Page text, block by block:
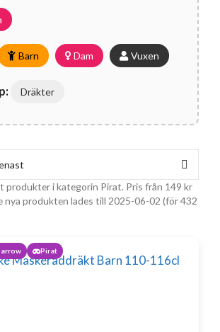
Barn Dam Vuxen
Dräkter
i kategorin Pirat. Pris från 149 kr
nya produkten lades till 2025-06-02 (för 432
Pirat